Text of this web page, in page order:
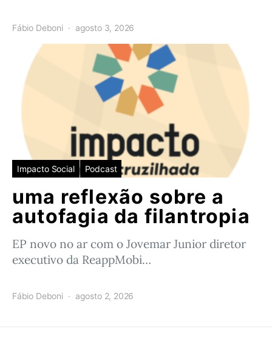
Fábio Deboni agosto 3, 2026
Impacto Social Podcast
uma reflexão sobre a
autofagia da filantropia
EP novo no ar com o Jovemar Junior diretor
executivo da ReappMobi…
Fábio Deboni agosto 2, 2026